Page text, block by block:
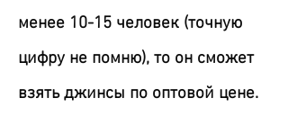
менее 10-15 человек (точную
цифру не помню), то он сможет
взять джинсы по оптовой цене.